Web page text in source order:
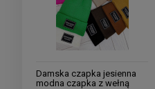
Damska czapka jesienna
modna czapka z wełną